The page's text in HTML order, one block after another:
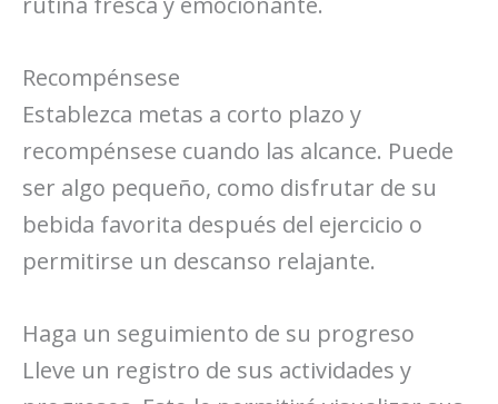
Recompénsese
Establezca metas a corto plazo y
recompénsese cuando las alcance. Puede
ser algo pequeño, como disfrutar de su
bebida favorita después del ejercicio o
permitirse un descanso relajante.
Haga un seguimiento de su progreso
Lleve un registro de sus actividades y